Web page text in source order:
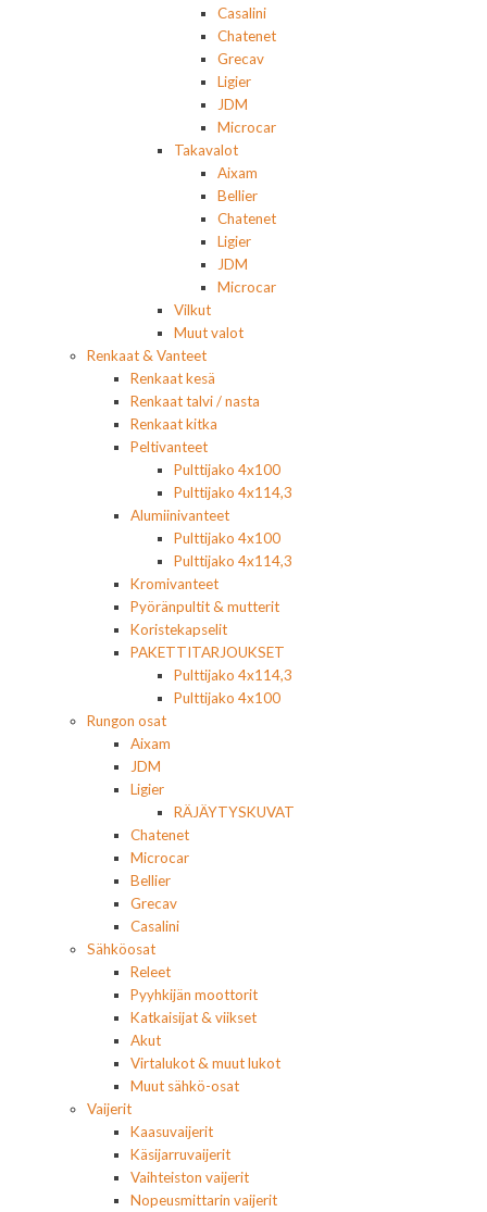
Casalini
Chatenet
Grecav
Ligier
JDM
Microcar
Takavalot
Aixam
Bellier
Chatenet
Ligier
JDM
Microcar
Vilkut
Muut valot
Renkaat & Vanteet
Renkaat kesä
Renkaat talvi / nasta
Renkaat kitka
Peltivanteet
Pulttijako 4x100
Pulttijako 4x114,3
Alumiinivanteet
Pulttijako 4x100
Pulttijako 4x114,3
Kromivanteet
Pyöränpultit & mutterit
Koristekapselit
PAKETTITARJOUKSET
Pulttijako 4x114,3
Pulttijako 4x100
Rungon osat
Aixam
JDM
Ligier
RÄJÄYTYSKUVAT
Chatenet
Microcar
Bellier
Grecav
Casalini
Sähköosat
Releet
Pyyhkijän moottorit
Katkaisijat & viikset
Akut
Virtalukot & muut lukot
Muut sähkö-osat
Vaijerit
Kaasuvaijerit
Käsijarruvaijerit
Vaihteiston vaijerit
Nopeusmittarin vaijerit